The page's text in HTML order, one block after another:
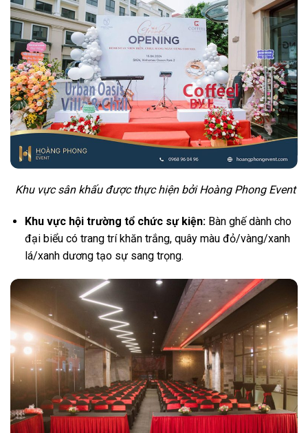
Khu vực sân khấu được thực hiện bởi Hoàng Phong Event
Khu vực hội trường tổ chức sự kiện:Bàn ghế dành cho
đại biểu có trang trí khăn trắng, quây màu đỏ/vàng/xanh
lá/xanh dương tạo sự sang trọng.